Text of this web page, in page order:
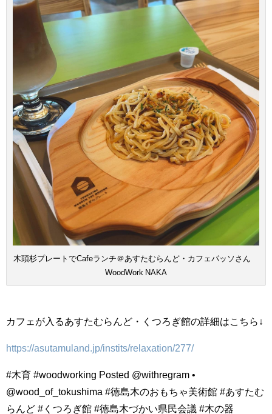
木頭杉プレートでCafeランチ＠あすたむらんど・カフェパッソさん
WoodWork NAKA
カフェが入るあすたむらんど・くつろぎ館の詳細はこちら↓
https://asutamuland.jp/instits/relaxation/277/
#木育 #woodworking Posted @withregram •
@wood_of_tokushima #徳島木のおもちゃ美術館 #あすたむ
らんど #くつろぎ館 #徳島木づかい県民会議 #木の器